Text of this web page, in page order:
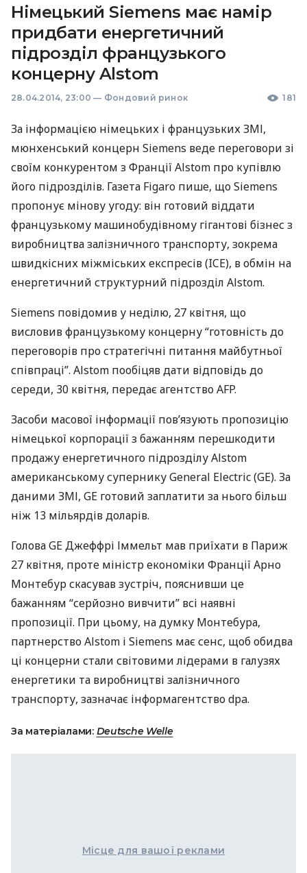
Німецький Siemens має намір
придбати енергетичний
підрозділ французького
концерну Alstom
28.04.2014, 23:00 — Фондовий ринок 181
За інформацією німецьких і французькихЗМІ,
мюнхенський концерн Siemens веде переговори зі
своїм конкурентом з Франції Alstom про купівлю
його підрозділів. Газета Figaro пише, що Siemens
пропонує мінову угоду: він готовий віддати
французькому машинобудівному гігантові бізнес з
виробництва залізничного транспорту, зокрема
швидкісних міжміських експресів (ICE), в обмін на
енергетичний структурний підрозділ Alstom.
Siemens повідомив у неділю, 27 квітня, що
висловив французькому концерну “готовність до
переговорів про стратегічні питання майбутньої
співпраці”. Alstom пообіцяв дати відповідь до
середи, 30 квітня, передає агентствоAFP.
Засоби масової інформації пов’язують пропозицію
німецької корпорації з бажанням перешкодити
продажу енергетичного підрозділу Alstom
американському супернику General Electric (GE). За
даними ЗМІ, GE готовий заплатити за нього більш
ніж 13 мільярдів доларів.
Голова GE Джеффрі Іммельт мав приїхати в Париж
27 квітня, проте міністр економіки Франції Арно
Монтебур скасував зустріч, пояснивши це
бажанням “серйозно вивчити” всі наявні
пропозиції. При цьому, на думку Монтебура,
партнерство Alstom і Siemens має сенс, щоб обидва
ці концерни стали світовими лідерами в галузях
енергетики та виробництві залізничного
транспорту, зазначає інформагентство dpa.
За матеріалами: Deutsche Welle
Місце для вашої реклами